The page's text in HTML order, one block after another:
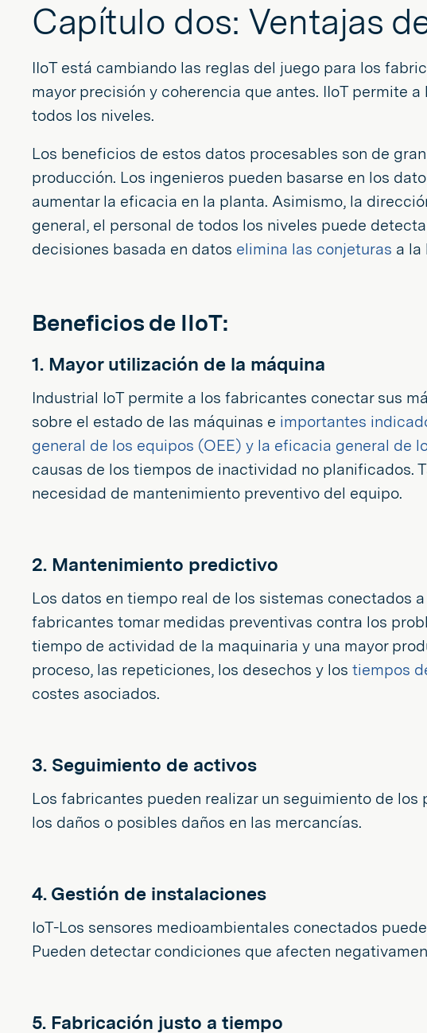
Capítulo dos: Ventajas
IIoT está cambiando las reglas del juego para los
mayor precisión y coherencia que antes. IIoT permite
todos los niveles.
Los beneficios de estos datos procesables son de
producción. Los ingenieros pueden basarse en los
aumentar la eficacia en la planta. Asimismo, la
general, el personal de todos los niveles puede
decisiones basada en datos elimina las conjeturas a la
Beneficios de IIoT:
1. Mayor utilización de la máquina
Industrial IoT permite a los fabricantes conectar sus
sobre el estado de las máquinas e importantes
general de los equipos (OEE) y la eficacia general de
causas de los tiempos de inactividad no planificados.
necesidad de mantenimiento preventivo del equipo.
2. Mantenimiento predictivo
Los datos en tiempo real de los sistemas conectados
fabricantes tomar medidas preventivas contra los
tiempo de actividad de la maquinaria y una mayor
proceso, las repeticiones, los desechos y los tiempos
costes asociados.
3. Seguimiento de activos
Los fabricantes pueden realizar un seguimiento de
los daños o posibles daños en las mercancías.
4. Gestión de instalaciones
IoT-Los sensores medioambientales conectados
Pueden detectar condiciones que afecten
5. Fabricación justo a tiempo